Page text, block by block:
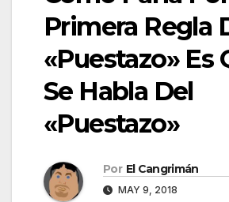
Primera Regla
«Puestazo» Es
Se Habla Del
«Puestazo»
Por El Cangrimán
MAY 9, 2018